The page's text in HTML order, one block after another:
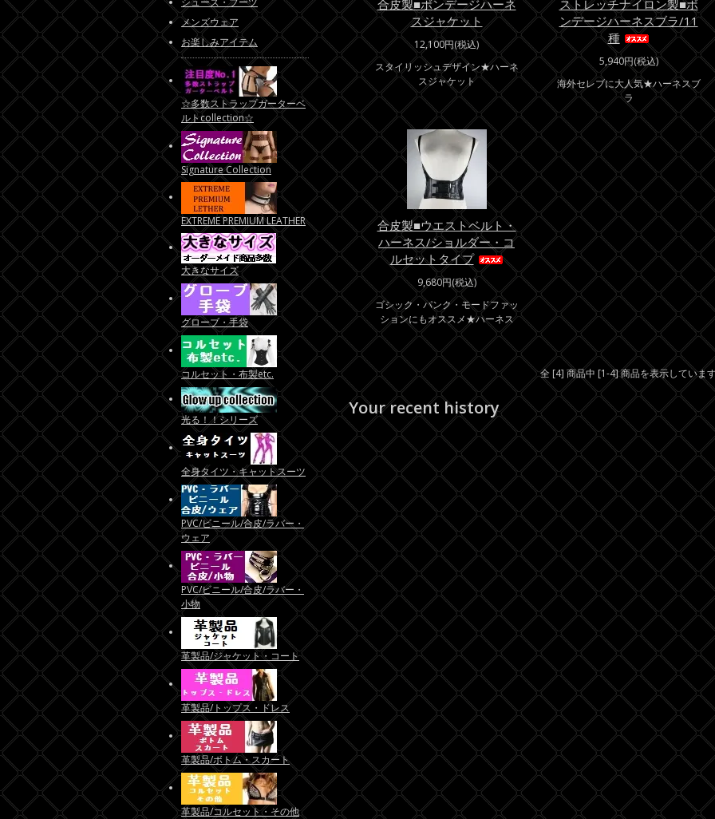
合皮製■ボンデージハーネ
スジャケット
12,100円(税込)
スタイリッシュデザイン★ハーネ
スジャケット
ストレッチナイロン製■ボ
ンデージハーネスブラ/11
種
5,940円(税込)
海外セレブに大人気★ハーネスブ
ラ
合皮製■ウエストベルト・
ハーネス/ショルダー・コ
ルセットタイプ
9,680円(税込)
ゴシック・パンク・モードファッ
ションにもオススメ★ハーネス
全 [4] 商品中 [1-4] 商品を表示していま
Your recent history
メンズウェア
お楽しみアイテム
☆多数ストラップガーターベ
ルトcollection☆
Signature Collection
EXTREME PREMIUM LEATHER
大きなサイズ
グローブ・手袋
コルセット・布製etc.
光る！！シリーズ
全身タイツ・キャットスーツ
PVC/ビニール/合皮/ラバー・
ウェア
PVC/ビニール/合皮/ラバー・
小物
革製品/ジャケット・コート
革製品/トップス・ドレス
革製品/ボトム・スカート
革製品/コルセット・その他